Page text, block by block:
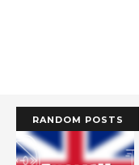
RANDOM POSTS